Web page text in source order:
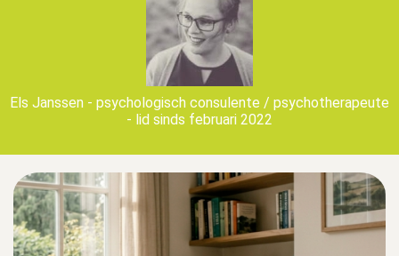
Els Janssen - psychologisch consulente / psychotherapeute
- lid sinds februari 2022